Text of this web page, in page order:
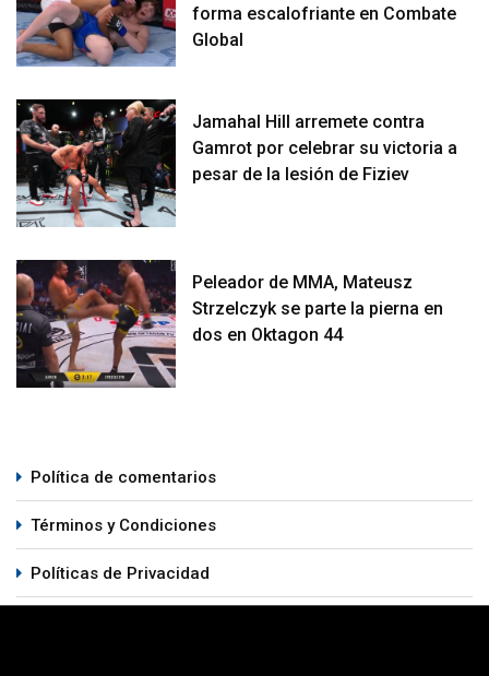
forma escalofriante en Combate
Global
Jamahal Hill arremete contra
Gamrot por celebrar su victoria a
pesar de la lesión de Fiziev
Peleador de MMA, Mateusz
Strzelczyk se parte la pierna en
dos en Oktagon 44
Política de comentarios
Términos y Condiciones
Políticas de Privacidad